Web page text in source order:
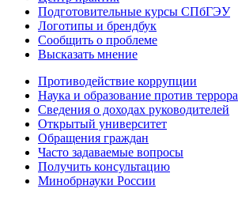
Подготовительные курсы СПбГЭУ
Логотипы и брендбук
Сообщить о проблеме
Высказать мнение
Противодействие коррупции
Наука и образование против террора
Сведения о доходах руководителей
Открытый университет
Обращения граждан
Часто задаваемые вопросы
Получить консультацию
Минобрнауки России